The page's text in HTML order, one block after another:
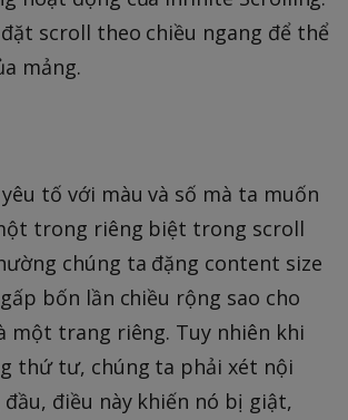
scroll theo chiều ngang để thể
mảng.
tố với màu và số mà ta muốn
trong riêng biệt trong scroll
chúng ta đặng content size
bốn lần chiều rộng sao cho
một trang riêng. Tuy nhiên khi
thứ tư, chúng ta phải xét nội
điều này khiến nó bị giật,